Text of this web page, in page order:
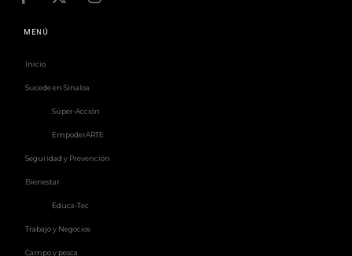
MENÚ
Inicio
Sucede en Sinaloa
Súper-Acción
EmpoderARTE
Seguridad y Prevención
Bienestar
Educa-Tec
Trabajo y Negocios
Campo y pesca